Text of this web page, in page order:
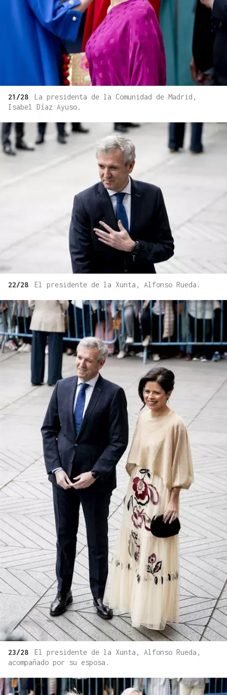
21/28
La presidenta de la Comunidad de Madrid,
Isabel Díaz Ayuso.
22/28 El presidente de la Xunta, Alfonso Rueda.
23/28
El presidente de la Xunta, Alfonso Rueda,
acompañado por su esposa.